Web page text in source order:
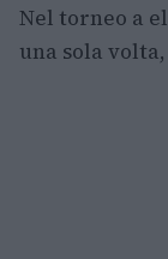
Nel torneo a
una sola